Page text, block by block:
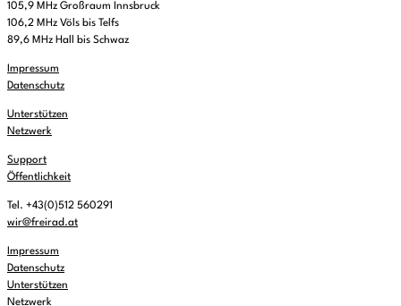
105,9 MHz Großraum Innsbruck
106,2 MHz Völs bis Telfs
89,6 MHz Hall bis Schwaz
Impressum
Datenschutz
Unterstützen
Netzwerk
Support
Öffentlichkeit
Tel. +43(0)512 560291
wir@freirad.at
Impressum
Datenschutz
Unterstützen
Netzwerk